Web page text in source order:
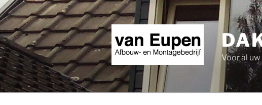
Skip
to
content
Voor al